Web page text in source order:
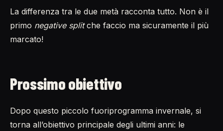
La differenza tra le due metà racconta tutto. Non è il
primo negative splitche faccio ma sicuramente il più
marcato!
Prossimo obiettivo
Dopo questo piccolo fuoriprogramma invernale, si
torna all’obiettivo principale degli ultimi anni: le